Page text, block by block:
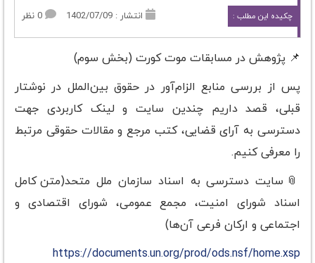
چکیده این مطلب : انتشار : 1402/07/09
📌 پژوهش در مسابقات موت کورت (بخش سوم)
پس از بررسی منابع الزام‌آور در حقوق بین‌الملل در نوشتار
قبلی‌‌، قصد داریم چندین سایت‌ و لینک کاربردی جهت
دسترسی به آرای قضایی، کتب مرجع و مقالات حقوقی مرتبط
را معرفی کنیم.
📎سایت دسترسی به اسناد سازمان ملل متحد)متن کامل
اسناد شورای امنیت، مجمع عمومی، شورای اقتصادی و
اجتماعی و ارکان فرعی آن‌ها)
https://documents.un.org/prod/ods.nsf/home.xsp